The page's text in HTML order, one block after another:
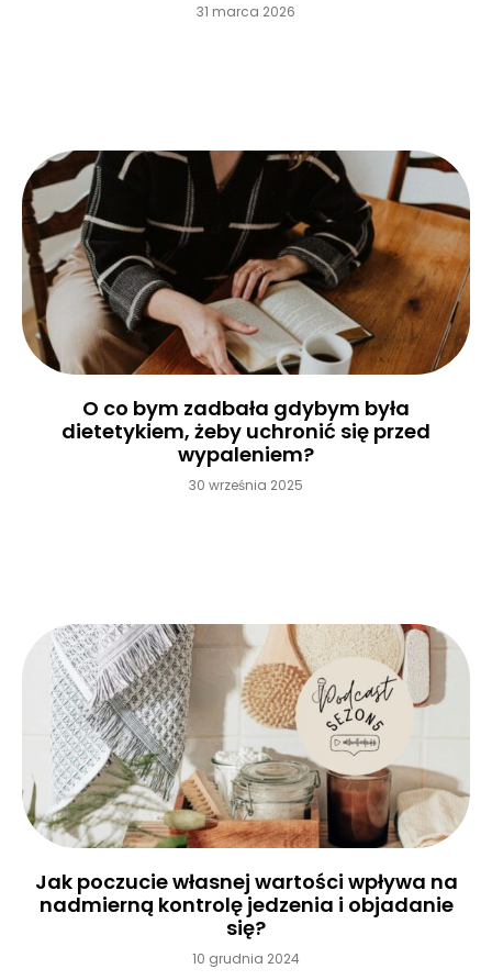
31 marca 2026
O co bym zadbała gdybym była
dietetykiem, żeby uchronić się przed
wypaleniem?
30 września 2025
Jak poczucie własnej wartości wpływa na
nadmierną kontrolę jedzenia i objadanie
się?
10 grudnia 2024